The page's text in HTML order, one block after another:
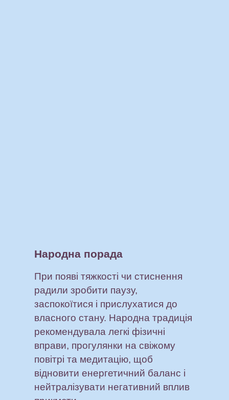
Народна порада
При появі тяжкості чи стиснення
радили зробити паузу,
заспокоїтися і прислухатися до
власного стану. Народна традиція
рекомендувала легкі фізичні
вправи, прогулянки на свіжому
повітрі та медитацію, щоб
відновити енергетичний баланс і
нейтралізувати негативний вплив